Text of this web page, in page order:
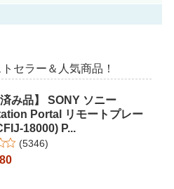
セラー＆人気商品！
済み品】 SONY ソニー
Portal リモートプレー
18000) P...
(5346)